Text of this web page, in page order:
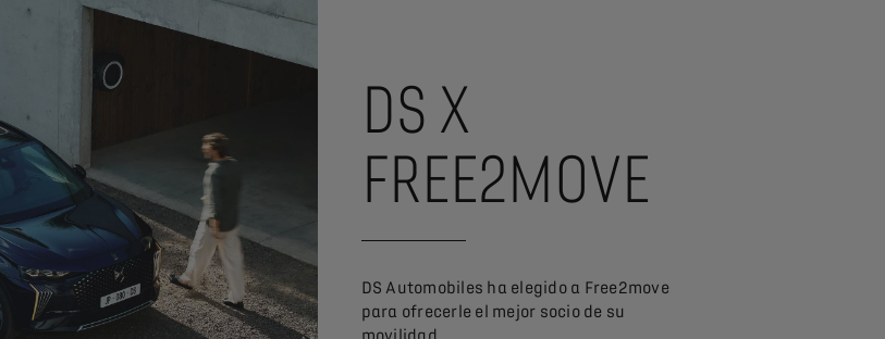
DS X
FREE2MOVE
DS Automobiles ha elegido a Free2move
para ofrecerle el mejor socio de su